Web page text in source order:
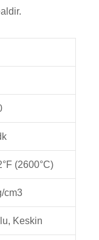
(2600°C)
cm3
Keskin